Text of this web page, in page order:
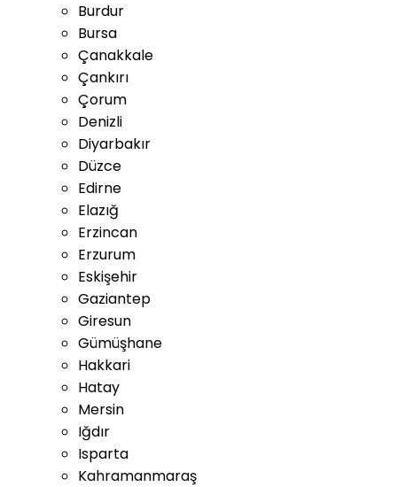
Burdur
Bursa
Çanakkale
Çankırı
Çorum
Denizli
Diyarbakır
Düzce
Edirne
Elazığ
Erzincan
Erzurum
Eskişehir
Gaziantep
Giresun
Gümüşhane
Hakkari
Hatay
Mersin
Iğdır
Isparta
Kahramanmaraş